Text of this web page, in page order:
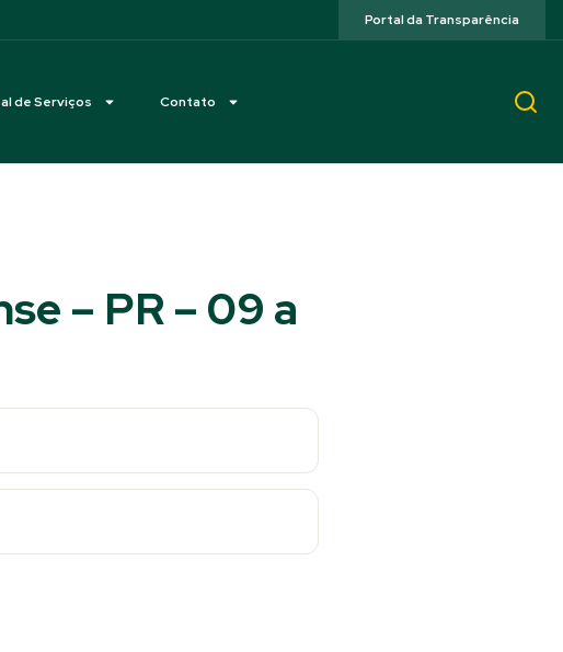
Portal da Transparência
de Serviços Contato
– PR – 09 a